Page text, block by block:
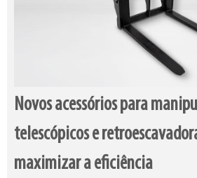
Novos acessórios para
telescópicos e
maximizar a eficiência